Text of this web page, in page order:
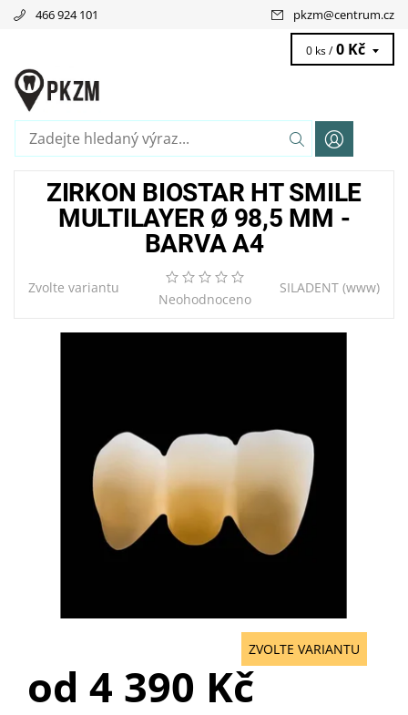
466 924 101 pkzm@centrum.cz
0 ks / 0 Kč
ZIRKON BIOSTAR HT SMILE
MULTILAYER Ø 98,5 MM -
BARVA A4
Zvolte variantu
Neohodnoceno
SILADENT (www)
ZVOLTE VARIANTU
od 4 390 Kč